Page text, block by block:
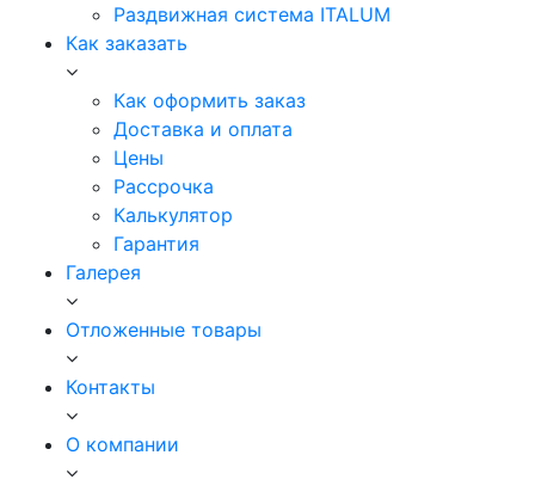
Раздвижная система ITALUM
Как заказать
Как оформить заказ
Доставка и оплата
Цены
Рассрочка
Калькулятор
Гарантия
Галерея
Отложенные товары
Контакты
О компании